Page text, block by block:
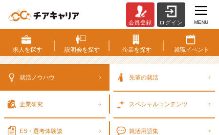
考
対
策・
ウ
会員登録 ログイン MENU
求人を探す 説明会を探す 企業を探す 就職イベント
就活ノウハウ 先輩の就活
企業研究 スペシャルコンテンツ
ES・選考体験談 就活用語集